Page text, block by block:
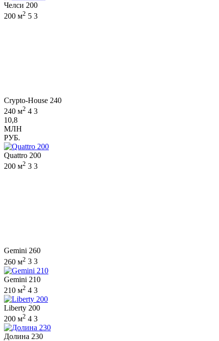
Челси 200
200 м2 5 3
Crypto-House 240
240 м2 4 3
10,8
МЛН
РУБ.
Quattro 200
200 м2 3 3
Gemini 260
260 м2 3 3
Gemini 210
210 м2 4 3
Liberty 200
200 м2 4 3
Долина 230